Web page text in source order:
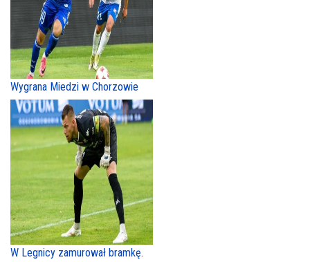
Wygrana Miedzi w Chorzowie
W Legnicy zamurował bramkę.